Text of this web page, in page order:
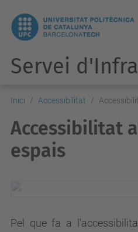
Servei
Inici Accessibilitat
Accessibilitat
espais
Pel que fa a